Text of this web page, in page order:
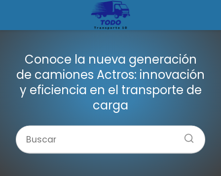
Conoce la nueva generación
de camiones Actros: innovación
y eficiencia en el transporte de
carga